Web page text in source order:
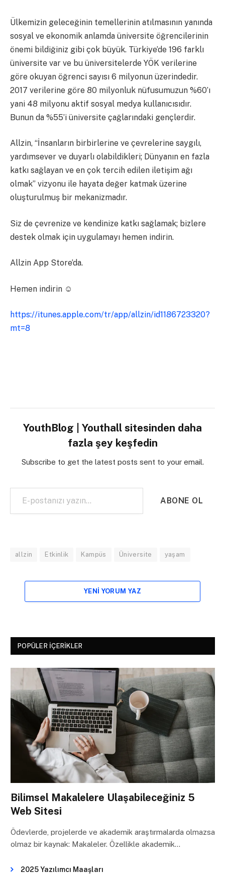
Ülkemizin geleceğinin temellerinin atılmasının yanında
sosyal ve ekonomik anlamda üniversite öğrencilerinin
önemi bildiğiniz gibi çok büyük. Türkiye’de 196 farklı
üniversite var ve bu üniversitelerde YÖK verilerine
göre okuyan öğrenci sayısı 6 milyonun üzerindedir.
2017 verilerine göre 80 milyonluk nüfusumuzun %60’ı
yani 48 milyonu aktif sosyal medya kullanıcısıdır.
Bunun da %55’i üniversite çağlarındaki gençlerdir.
Allzin, “İnsanların birbirlerine ve çevrelerine saygılı,
yardımsever ve duyarlı olabildikleri; Dünyanın en fazla
katkı sağlayan ve en çok tercih edilen iletişim ağı
olmak” vizyonu ile hayata değer katmak üzerine
oluşturulmuş bir mekanizmadır.
Siz de çevrenize ve kendinize katkı sağlamak; bizlere
destek olmak için uygulamayı hemen indirin.
Allzin App Store’da.
Hemen indirin ☺
https://itunes.apple.com/tr/app/allzin/id1186723320?
mt=8
YouthBlog | Youthall sitesinden daha
fazla şey keşfedin
Subscribe to get the latest posts sent to your email.
E-postanızı yazın…
ABONE OL
allzin Etkinlik Kampüs Üniversite yaşam
YENI YORUM YAZ
POPÜLER İÇERIKLER
Bilimsel Makalelere Ulaşabileceğiniz 5
Web Sitesi
Ödevlerde, projelerde ve akademik araştırmalarda olmazsa
olmaz bir kaynak: Makaleler. Özellikle akademik…
2025 Yazılımcı Maaşları